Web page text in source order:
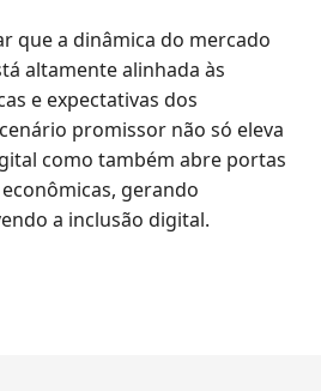
que a dinâmica do mercado
altamente alinhada às
e expectativas dos
promissor não só eleva
como também abre portas
gerando
a inclusão digital.